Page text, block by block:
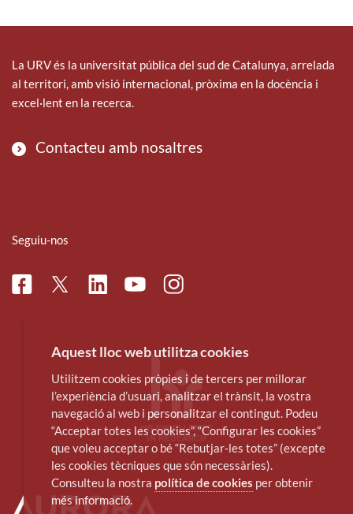
La URV és la universitat pública del sud de Catalunya, arrelada
al territori, amb visió internacional, pròxima en la docència i
excel·lent en la recerca.
Contacteu amb nosaltres
Seguiu-nos
FacebookTwitterLinkedinYoutubeInstagram
Aquest lloc web utilitza cookies
Utilitzem cookies pròpies i de tercers per millorar
l’experiència d’usuari, analitzar el trànsit, la vostra
navegació al web i personalitzar el contingut. Podeu
“Acceptar totes les cookies”, “Configurar les cookies”
que voleu acceptar o bé “Rebutjar-les totes” (excepte
les cookies tècniques que són necessàries).
Consulteu la nostra política de cookies per obtenir
més informació.